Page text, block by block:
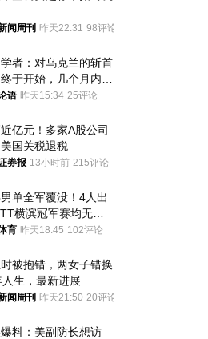
闻周刊 昨天22:31 98评论
者：对乌克兰的斩首
于开始，几个月内乌
语 昨天15:34 25评论
亿元！多家A股公司
国关税退税
券报 13小时前 215评论
单全军覆没！4人出
横滨冠军赛均无缘
育 昨天18:45 102评论
被抱错，两女子错换
生，最新进展
闻周刊 昨天21:50 20评论
料：美副防长想访